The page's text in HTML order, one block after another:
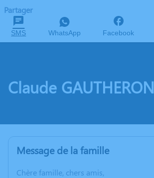
Partager
SMS WhatsApp Facebook
Claude GAUTHERON
Message de la famille
Chère famille, chers amis,